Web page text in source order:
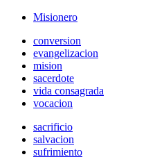
Misionero
conversion
evangelizacion
mision
sacerdote
vida consagrada
vocacion
sacrificio
salvacion
sufrimiento